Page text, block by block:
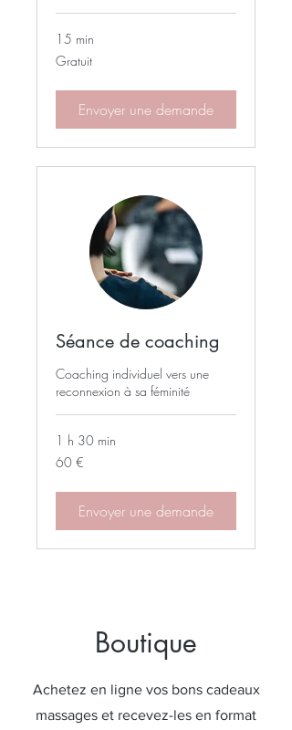
15 min
Gratuit
Gratuit
Envoyer une demande
Séance de coaching
Coaching individuel vers une
reconnexion à sa féminité
1 h 30 min
60
euros
60 €
Envoyer une demande
Boutique
Achetez en ligne vos bons cadeaux
massages et recevez-les en format